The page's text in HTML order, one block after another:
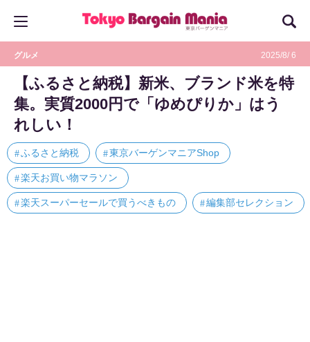
グルメ 2025/8/ 6
【ふるさと納税】新米、ブランド米を特
集。実質2000円で「ゆめぴりか」はう
れしい！
ふるさと納税 東京バーゲンマニアShop
楽天お買い物マラソン
楽天スーパーセールで買うべきもの 編集部セレクション